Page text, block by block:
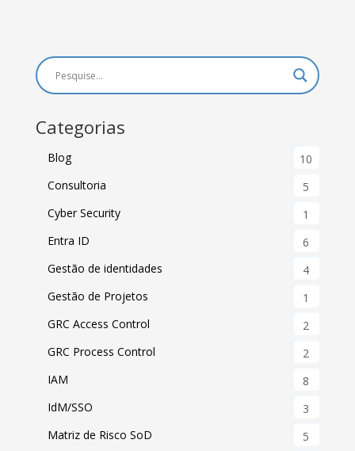
Categorias
Blog
10
Consultoria
5
Cyber Security
1
Entra ID
6
Gestão de identidades
4
Gestão de Projetos
1
GRC Access Control
2
GRC Process Control
2
IAM
8
IdM/SSO
3
Matriz de Risco SoD
5